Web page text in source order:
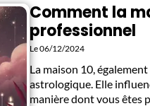
Comment la
professionnel
Le 06/12/2024
La maison 10,
astrologique. Elle
manière dont vous êtes